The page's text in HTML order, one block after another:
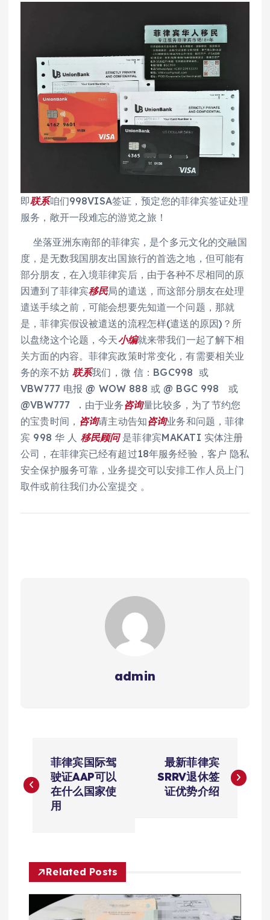
即联系咱们998VISA签证，预定您的菲律宾签证处理
服务，敞开一段难忘的游览之旅！
坐落亚洲东南部的菲律宾，是个多元文化的交融国
度，是无数我国朋友出国旅行的首选之地，但可能有
部分朋友，在入境菲律宾后，由于各种不尽相同的原
因遭到了菲律宾移民局的遣送，而这部分朋友在处理
遣送手续之前，可能会想要先知道一个问题，那就
是，菲律宾假设被遣送的流程怎样(遣送的原因)？所
以盘绕这个论题，今天小编就来带我们一起了解下相
关方面的内容。菲律宾政策时常变化，有需要相关业
务的亲不妨 联系我们，微 信：BGC998 或
VBW777 电报 @ WOW 888 或 @ BGC 998 或
@VBW777 . 由于业务咨询量比较多，为了节约您
的宝贵时间， 咨询请主动告知咨询业务和问题，菲律
宾 998 华 人 移民顾问是菲律宾MAKATI 实体注册
公司，在菲律宾已经有超过18年服务经验，客户 隐私
安全保护服务可靠，业务提交可以安排工作人员上门
取件或前往我们办公室提交 。
admin
章
菲律宾国际驾
驶证AAP可以
在什么国家使
用
最新菲律宾
SRRV退休签
证优势介绍
Related Posts